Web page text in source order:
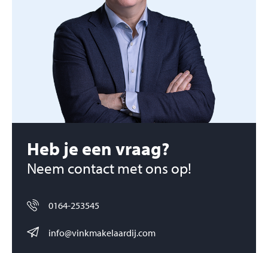
Heb je een vraag?
Neem contact met ons op!
0164-253545
info@vinkmakelaardij.com